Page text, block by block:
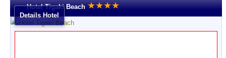
Hotel Tigaki Beach ★★★★
Details Hotel